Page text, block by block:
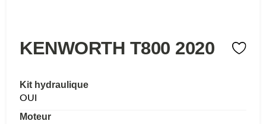
KENWORTH T800 2020
Kit hydraulique
OUI
Moteur